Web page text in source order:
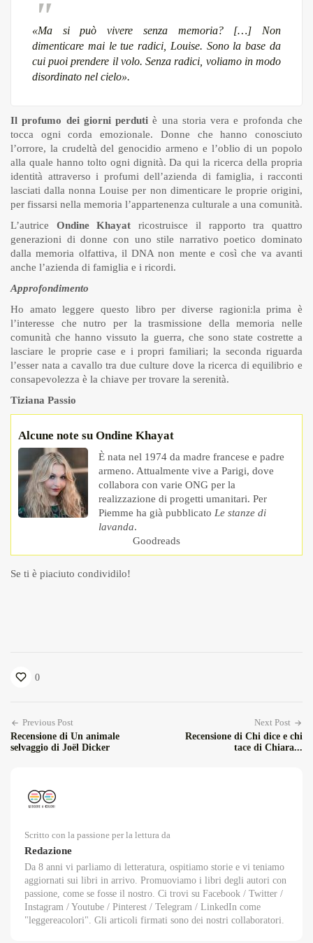
«Ma si può vivere senza memoria? […] Non
dimenticare mai le tue radici , Louise. Sono la base da
cui puoi prendere il volo. Senza radici, voliamo in modo
disordinato nel cielo».
Il profumo dei giorni perduti è una storia vera e profonda che
tocca ogni corda emozionale. Donne che hanno conosciuto
l’orrore, la crudeltà del genocidio armeno e l’oblio di un popolo
alla quale hanno tolto ogni dignità. Da qui la ricerca della propria
identità attraverso i profumi dell’azienda di famiglia, i racconti
lasciati dalla nonna Louise per non dimenticare le proprie origini,
per fissarsi nella memoria l’appartenenza culturale a una comunità.
L’autrice OndineKhayat ricostruisce il rapporto tra quattro
generazioni di donne con uno stile narrativo poetico dominato
dalla memoria olfattiva, il DNA non mente e così che va avanti
anche l’azienda di famiglia e i ricordi.
Approfondimento
Ho amato leggere questo libro per diverse ragioni:la prima è
l’interesse che nutro per la trasmissione della memoria nelle
comunità che hanno vissuto la guerra, che sono state costrette a
lasciare le proprie case e i propri familiari; la seconda riguarda
l’esser nata a cavallo tra due culture dove la ricerca di equilibrio e
consapevolezza è la chiave per trovare la serenità.
Tiziana Passio
Alcune note su Ondine Khayat
È nata nel 1974 da madre francese e padre
armeno. Attualmente vive a Parigi, dove
collabora con varie ONG per la
realizzazione di progetti umanitari. Per
Piemme ha già pubblicato Le stanze di
lavanda.
Goodreads
Se ti è piaciuto condividilo!
0
Previous Post
Recensione di Un animale
selvaggio di Joël Dicker
Next Post
Recensione di Chi dice e chi
tace di Chiara...
Scritto con la passione per la lettura da
Redazione
Da 8 anni vi parliamo di letteratura, ospitiamo storie e vi teniamo
aggiornati sui libri in arrivo. Promuoviamo i libri degli autori con
passione, come se fosse il nostro. Ci trovi su Facebook / Twitter /
Instagram / Youtube / Pinterest / Telegram / LinkedIn come
"leggereacolori". Gli articoli firmati sono dei nostri collaboratori.